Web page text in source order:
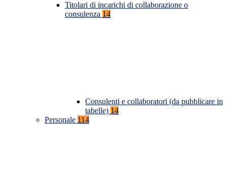
Titolari di incarichi di collaborazione o
consulenza 14
Consulenti e collaboratori (da pubblicare in
tabelle) 14
Personale 114